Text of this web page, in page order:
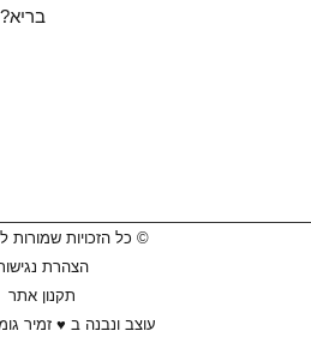
בריא?
© כל הזכויות שמורות
הצהרת
תקנון אתר
עוצב ונבנה ב ♥︎ זמיר